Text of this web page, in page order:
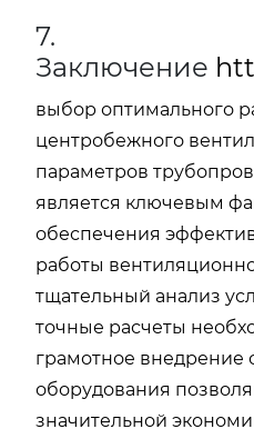
7.
Заключение
выбор оптимального
центробежного
параметров
является ключевым
обеспечения
работы
тщательный анализ
точные расчеты
грамотное внедрение
оборудования
значительной